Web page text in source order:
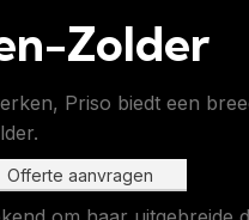
Zolder
Priso biedt een
Offerte aanvragen